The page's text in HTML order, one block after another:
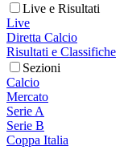
Live e Risultati
Live
Diretta Calcio
Risultati e Classifiche
Sezioni
Calcio
Mercato
Serie A
Serie B
Coppa Italia